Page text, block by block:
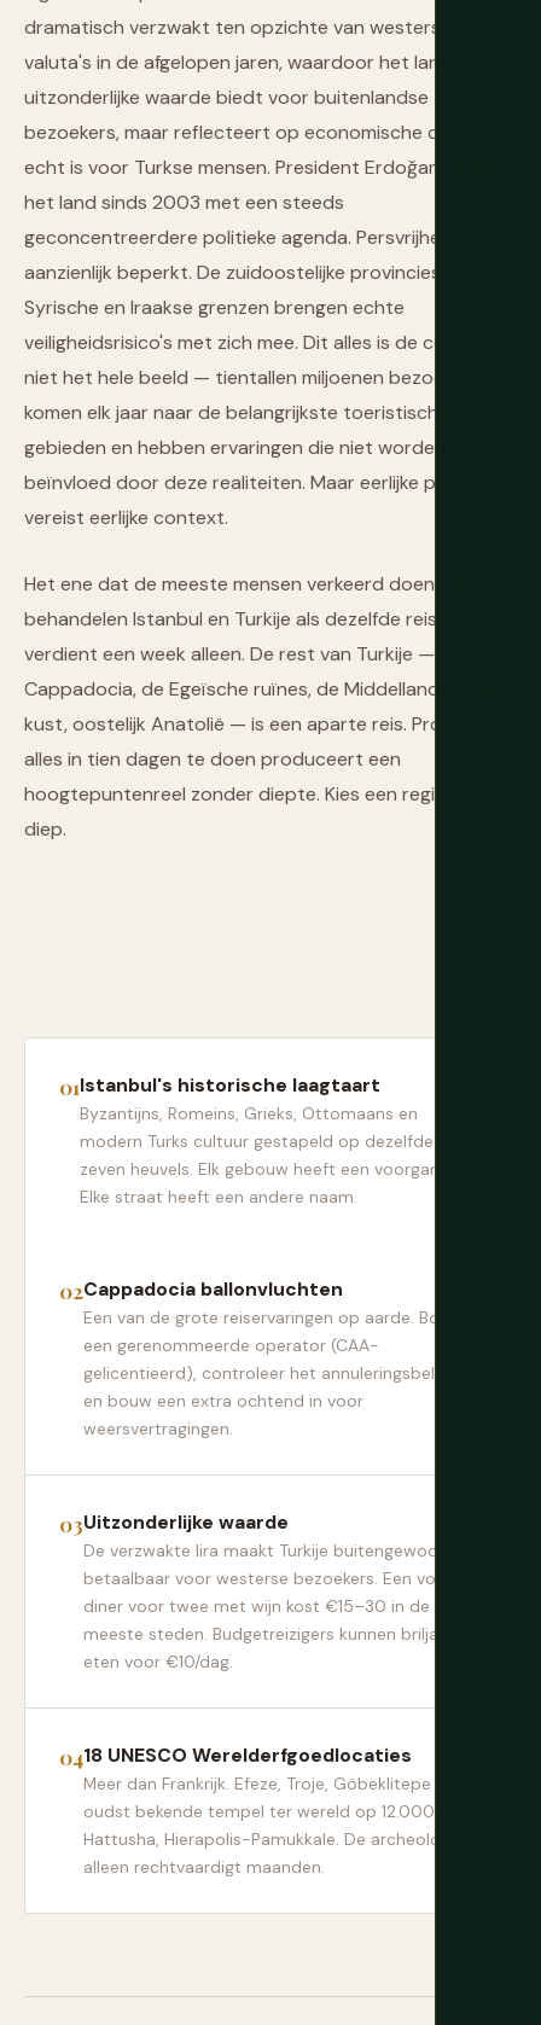
dramatisch verzwakt ten opzichte van westerse
valuta's in de afgelopen jaren, waardoor het land
uitzonderlijke waarde biedt voor buitenlandse
bezoekers, maar reflecteert op economische druk die
echt is voor Turkse mensen. President Erdoğan regeert
het land sinds 2003 met een steeds
geconcentreerdere politieke agenda. Persvrijheid is
aanzienlijk beperkt. De zuidoostelijke provincies nabij de
Syrische en Iraakse grenzen brengen echte
veiligheidsrisico's met zich mee. Dit alles is de context,
niet het hele beeld — tientallen miljoenen bezoekers
komen elk jaar naar de belangrijkste toeristische
gebieden en hebben ervaringen die niet worden
beïnvloed door deze realiteiten. Maar eerlijke planning
vereist eerlijke context.
Het ene dat de meeste mensen verkeerd doen: ze
behandelen Istanbul en Turkije als dezelfde reis. Istanbul
verdient een week alleen. De rest van Turkije —
Cappadocia, de Egeïsche ruïnes, de Middellandse Zee-
kust, oostelijk Anatolië — is een aparte reis. Proberen
alles in tien dagen te doen produceert een
hoogtepuntenreel zonder diepte. Kies een regio, ga
diep.
Istanbul's historische laagtaart
Byzantijns, Romeins, Grieks, Ottomaans en
modern Turks cultuur gestapeld op dezelfde
zeven heuvels. Elk gebouw heeft een voorganger.
Elke straat heeft een andere naam.
Cappadocia ballonvluchten
Een van de grote reiservaringen op aarde. Boek
een gerenommeerde operator (CAA-
gelicentieerd), controleer het annuleringsbeleid
en bouw een extra ochtend in voor
weersvertragingen.
Uitzonderlijke waarde
De verzwakte lira maakt Turkije buitengewoon
betaalbaar voor westerse bezoekers. Een volledig
diner voor twee met wijn kost €15–30 in de
meeste steden. Budgetreizigers kunnen briljant
eten voor €10/dag.
18 UNESCO Werelderfgoedlocaties
Meer dan Frankrijk. Efeze, Troje, Göbeklitepe (de
oudst bekende tempel ter wereld op 12.000 jaar),
Hattusha, Hierapolis-Pamukkale. De archeologie
alleen rechtvaardigt maanden.